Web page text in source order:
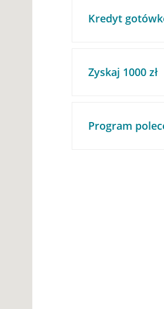
Kredyt
Zyskaj 1000 zł
Program